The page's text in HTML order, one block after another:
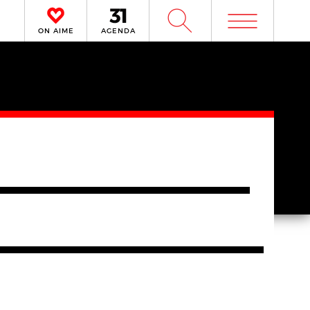
ON AIME AGENDA W m